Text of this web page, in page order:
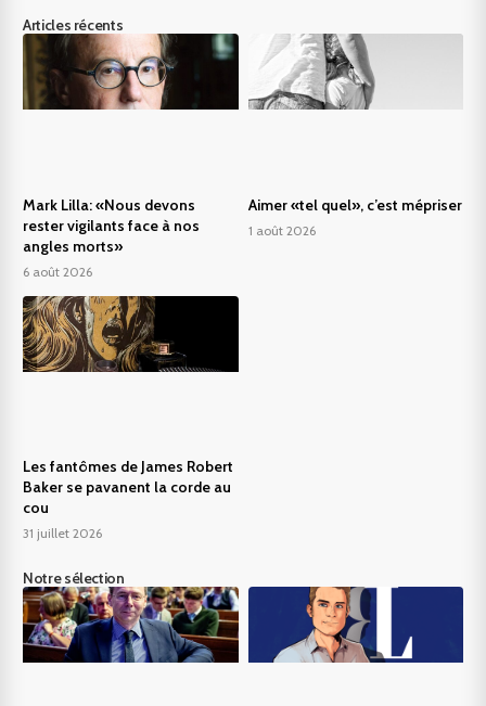
Articles récents
Mark Lilla: «Nous devons
rester vigilants face à nos
angles morts»
6 août 2026
Aimer «tel quel», c’est mépriser
1 août 2026
Les fantômes de James Robert
Baker se pavanent la corde au
cou
31 juillet 2026
Notre sélection